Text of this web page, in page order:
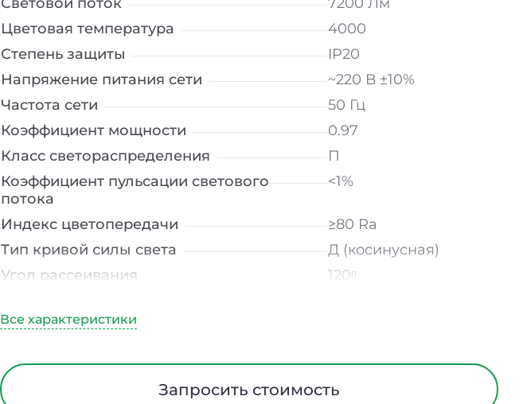
Цветовая температура
4000
Степень защиты
IP20
Напряжение питания сети
~220 В ±10%
Частота сети
50 Гц
Коэффициент мощности
0.97
Класс светораспределения
П
Коэффициент пульсации светового
потока
<1%
Индекс цветопередачи
≥80 Ra
Тип кривой силы света
Д (косинусная)
Угол рассеивания
120ᵒ
Диапазон рабочих температур
Материал корпуса
Запросить стоимость